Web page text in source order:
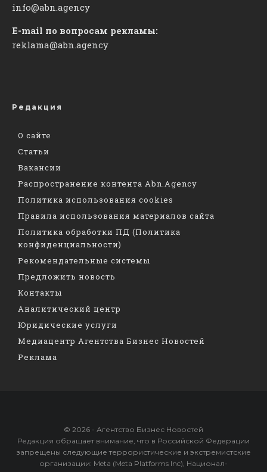
info@abn.agency
E-mail по вопросам рекламы:
reklama@abn.agency
Редакция
О сайте
Статьи
Вакансии
Распространение контента Abn.Agency
Политика использования cookies
Правила использования материалов сайта
Политика обработки ПД (Политика
конфиденциальности)
Рекомендательные системы
Предложить новость
Контакты
Аналитический центр
Юридические услуги
Медиацентр Агентства Бизнес Новостей
Реклама
© 2026 - Агентство Бизнес Новостей
Редакция обращает внимание, что в Российской Федерации
запрещены следующие террористические и экстремистские
организации: Meta (Meta Platforms Inc), Национал-